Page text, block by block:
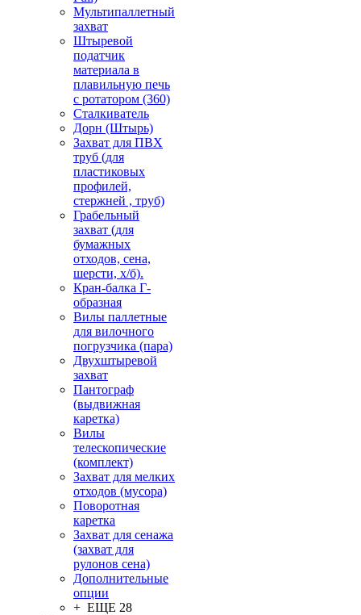
Мультипаллетный
захват
Штыревой
податчик
материала в
плавильную печь
с ротатором (360)
Сталкиватель
Дорн (Штырь)
Захват для ПВХ
труб (для
пластиковых
профилей,
стержней , труб)
Грабельный
захват (для
бумажных
отходов, сена,
шерсти, х/б).
Кран-балка Г-
образная
Вилы паллетные
для вилочного
погрузчика (пара)
Двухштыревой
захват
Пантограф
(выдвижная
каретка)
Вилы
телескопические
(комплект)
Захват для мелких
отходов (мусора)
Поворотная
каретка
Захват для сенажа
(захват для
рулонов сена)
Дополнительные
опции
+ ЕЩЕ 28